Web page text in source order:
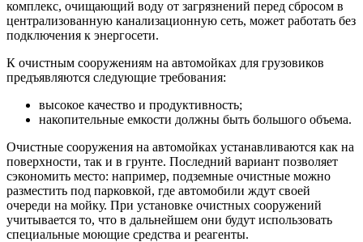
комплекс, очищающий воду от загрязнений перед сбросом в
централизованную канализационную сеть, может работать без
подключения к энергосети.
К очистным сооружениям на автомойках для грузовиков
предъявляются следующие требования:
высокое качество и продуктивность;
накопительные емкости должны быть большого объема.
Очистные сооружения на автомойках устанавливаются как на
поверхности, так и в грунте. Последний вариант позволяет
сэкономить место: например, подземные очистные можно
разместить под парковкой, где автомобили ждут своей
очереди на мойку. При установке очистных сооружений
учитывается то, что в дальнейшем они будут использовать
специальные моющие средства и реагенты.